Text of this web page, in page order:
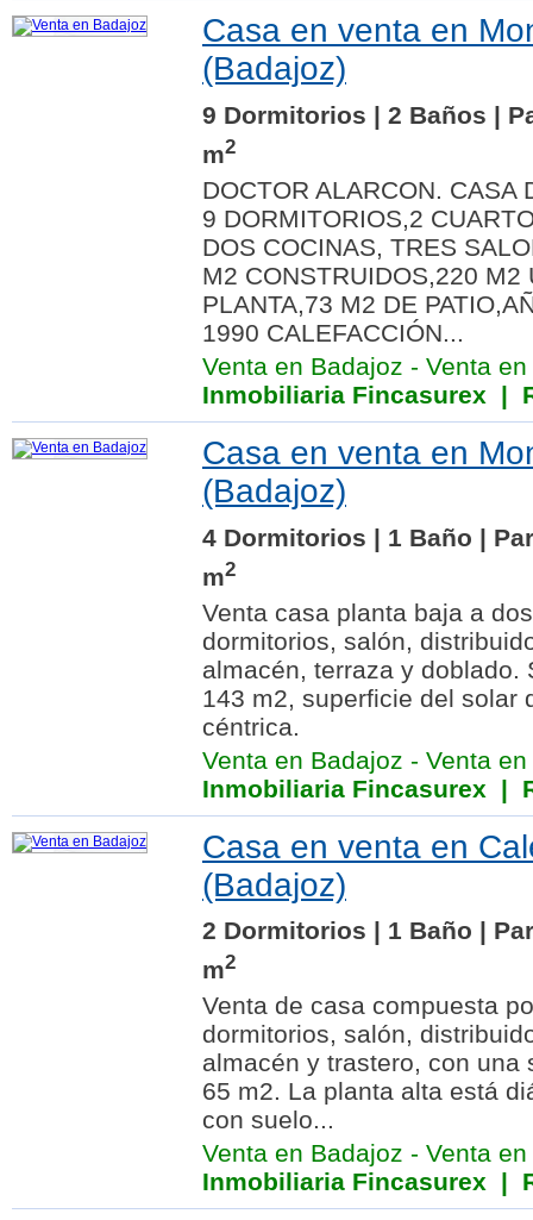
Casa en venta en
(Badajoz)
9 Dormitorios | 2 Baños |
m2
DOCTOR ALARCON. CASA
9 DORMITORIOS,2
DOS COCINAS, TRES
M2 CONSTRUIDOS,220 M2
PLANTA,73 M2 DE
1990 CALEFACCIÓN...
Venta en Badajoz - Venta
Inmobiliaria Fincasurex |
Casa en venta en
(Badajoz)
4 Dormitorios | 1 Baño |
m2
Venta casa planta baja a
dormitorios, salón,
almacén, terraza y doblado.
143 m2, superficie del solar
céntrica.
Venta en Badajoz - Venta
Inmobiliaria Fincasurex |
Casa en venta en
(Badajoz)
2 Dormitorios | 1 Baño |
m2
Venta de casa compuesta
dormitorios, salón,
almacén y trastero, con una
65 m2. La planta alta está
con suelo...
Venta en Badajoz - Venta
Inmobiliaria Fincasurex |